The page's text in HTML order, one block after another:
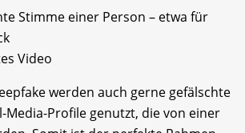
Stimme einer Person – etwa für
Video
werden auch gerne gefälschte
Media-Profile genutzt, die von einer